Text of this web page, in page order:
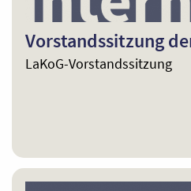
Vorstandssitzung
LaKoG-Vorstandssitzung